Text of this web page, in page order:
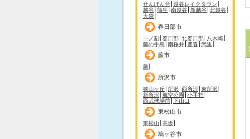
せんげん台 越谷レイクタウン
越谷 蒲生 南越谷 新越谷 北越谷
大袋
春日部市
一ノ割 春日部 北春日部
八木崎
藤の牛島 南桜井 豊春 武里
蕨市
蕨
所沢市
狭山ヶ丘 所沢 西所沢 東所沢
新所沢 航空公園
小手指
西武球場前 下山口
東松山市
東松山 高坂
鳩ヶ谷市